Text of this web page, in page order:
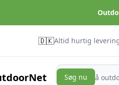
🇩🇰Altid hurtig
Søg nu
Søg nu